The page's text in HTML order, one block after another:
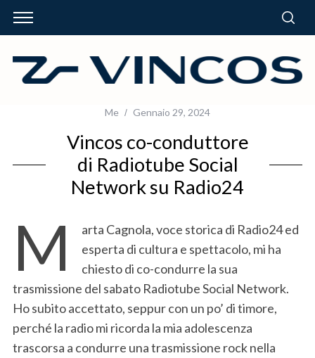
Me Gennaio 29, 2024
Vincos co-conduttore
di Radiotube Social
Network su Radio24
M
arta Cagnola, voce storica di Radio24 ed
esperta di cultura e spettacolo, mi ha
chiesto di co-condurre la sua
trasmissione del sabato Radiotube Social Network.
Ho subito accettato, seppur con un po’ di timore,
perché la radio mi ricorda la mia adolescenza
trascorsa a condurre una trasmissione rock nella